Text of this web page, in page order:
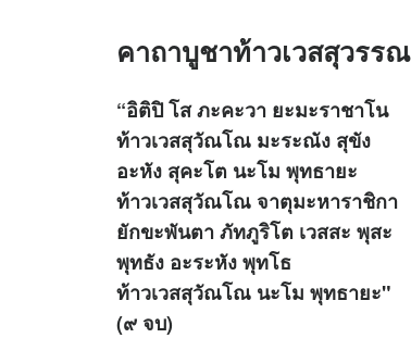
คาถาบูชาท้าวเวสสุวรรณ
“อิติปิ โส ภะคะวา ยะมะราชาโน
ท้าวเวสสุวัณโณ มะระณัง สุขัง
อะหัง สุคะโต นะโม พุทธายะ
ท้าวเวสสุวัณโณ จาตุมะหาราชิกา
ยักขะพันตา ภัทภูริโต เวสสะ พุสะ
พุทธัง อะระหัง พุทโธ
ท้าวเวสสุวัณโณ นะโม พุทธายะ"
(๙ จบ)